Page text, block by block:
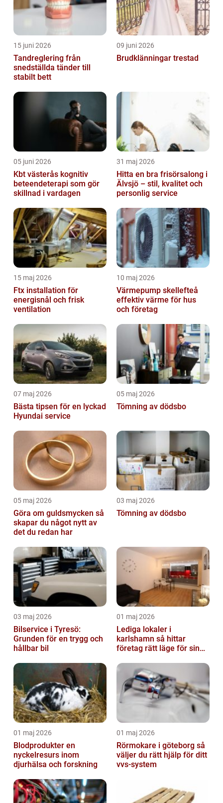
15 juni 2026
Tandreglering från
snedställda tänder till
stabilt bett
09 juni 2026
Brudklänningar trestad
05 juni 2026
Kbt västerås kognitiv
beteendeterapi som gör
skillnad i vardagen
31 maj 2026
Hitta en bra frisörsalong i
Älvsjö – stil, kvalitet och
personlig service
15 maj 2026
Ftx installation för
energisnål och frisk
ventilation
10 maj 2026
Värmepump skellefteå
effektiv värme för hus
och företag
07 maj 2026
Bästa tipsen för en lyckad
Hyundai service
05 maj 2026
Tömning av dödsbo
05 maj 2026
Göra om guldsmycken så
skapar du något nytt av
det du redan har
03 maj 2026
Tömning av dödsbo
03 maj 2026
Bilservice i Tyresö:
Grunden för en trygg och
hållbar bil
01 maj 2026
Lediga lokaler i
karlshamn så hittar
företag rätt läge för sin
01 maj 2026
Blodprodukter en
nyckelresurs inom
djurhälsa och forskning
01 maj 2026
Rörmokare i göteborg så
väljer du rätt hjälp för ditt
vvs-system